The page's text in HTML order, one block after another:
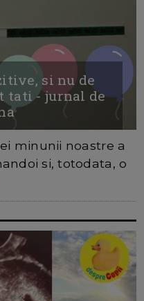
si nu de
tati - jurnal de
minunii noastre a
si, totodata, o